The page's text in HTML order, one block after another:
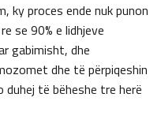
ky proces ende nuk punon
se 90% e lidhjeve
gabimisht, dhe
dhe të përpiqeshin
të bëheshe tre herë